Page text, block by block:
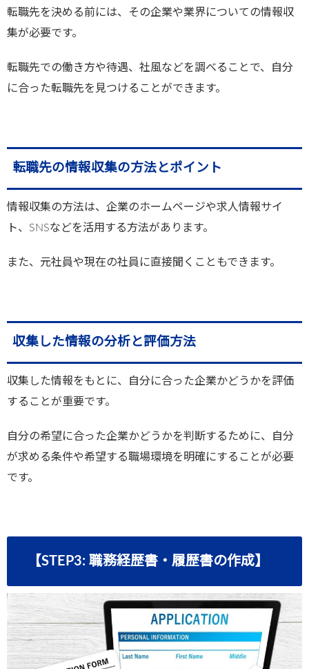
転職先を決める前には、その企業や業界についての情報収
集が必要です。
転職先での働き方や待遇、社風などを調べることで、自分
に合った転職先を見つけることができます。
転職先の情報収集の方法とポイント
情報収集の方法は、企業のホームページや求人情報サイ
ト、SNSなどを活用する方法があります。
また、元社員や現在の社員に直接聞くこともできます。
収集した情報の分析と評価方法
収集した情報をもとに、自分に合った企業かどうかを評価
することが重要です。
自分の希望に合った企業かどうかを判断するために、自分
が求める条件や希望する職場環境を明確にすることが必要
です。
【STEP3: 職務経歴書・履歴書の作成】